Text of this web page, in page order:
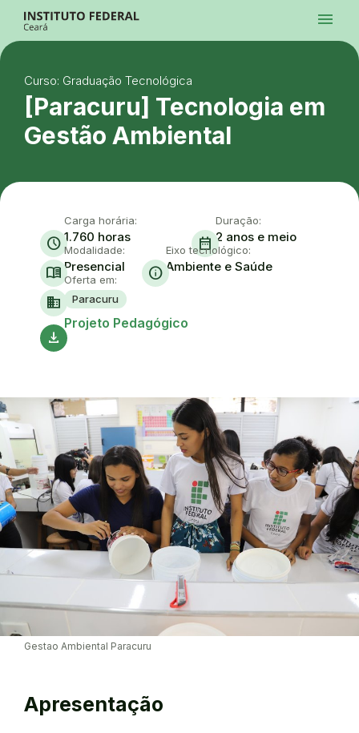
Ir para a busca
Ir para o menu principal
Ir para o conteúdo
Alto Contraste
Login da Área Administrativa
Acessibilidade
menu
Curso: Graduação Tecnológica
[Paracuru] Tecnologia em
Gestão Ambiental
schedule
Carga horária:
1.760 horas date_range
Duração:
2 anos e meio
menu_book
Modalidade:
Presencial info
Eixo tecnológico:
Ambiente e Saúde
domain
Oferta em:
Paracuru
download
Projeto Pedagógico
Gestao Ambiental Paracuru
Apresentação